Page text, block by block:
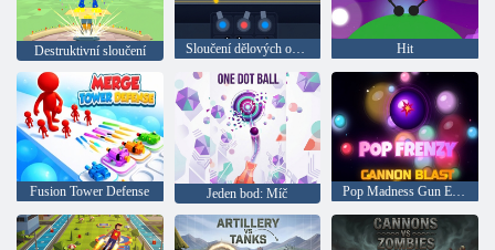
Destruktivní sloučení Sloučení dělových opevnění Hit
Fusion Tower Defense Jeden bod: Míč Pop Madness Gun Exploze